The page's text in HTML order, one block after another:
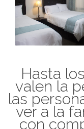
Hasta
valen la
las
ver a la
con